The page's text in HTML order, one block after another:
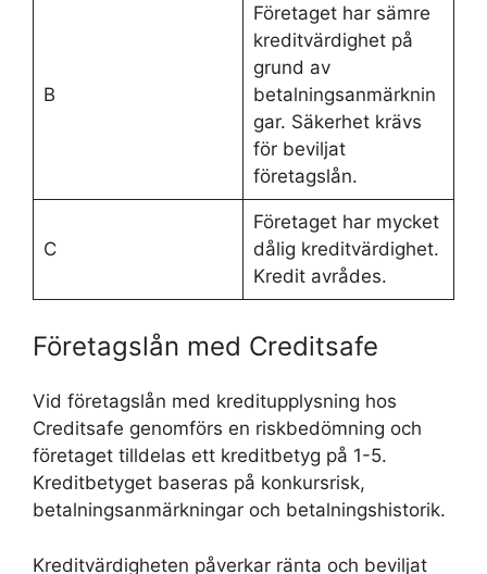
B
Företaget har sämre
kreditvärdighet på
grund av
betalningsanmärknin
gar. Säkerhet krävs
för beviljat
företagslån.
C
Företaget har mycket
dålig kreditvärdighet.
Kredit avrådes.
Företagslån med Creditsafe
Vid företagslån med kreditupplysning hos
Creditsafe genomförs en riskbedömning och
företaget tilldelas ett kreditbetyg på 1-5.
Kreditbetyget baseras på konkursrisk,
betalningsanmärkningar och betalningshistorik.
Kreditvärdigheten påverkar ränta och beviljat